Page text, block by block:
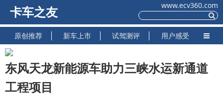
卡车之友
www.ecv360.com
原创推荐 新车上市 试驾测评 用户感受
东风天龙新能源车助力三峡水运新通道
工程项目